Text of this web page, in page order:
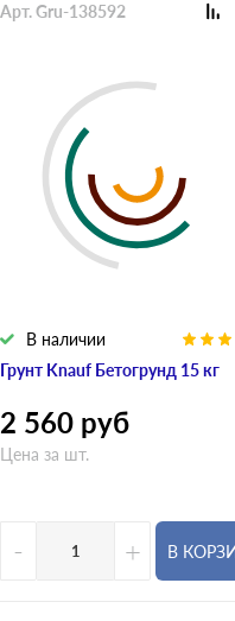
Грунт Knauf Бетогрунд 15 кг
В наличии
Арт. Gru-138592
2 560 руб
Цена за шт.
- + В